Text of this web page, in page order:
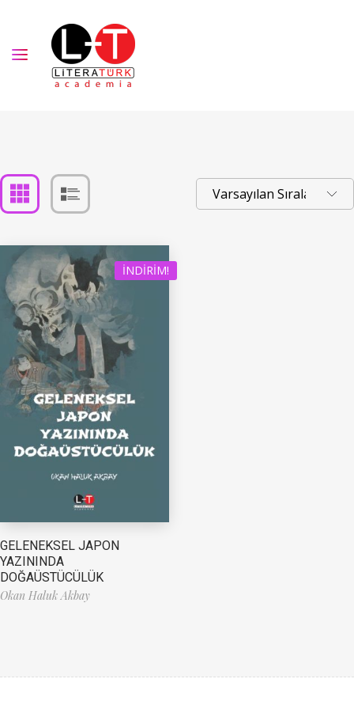
İNDIRIM!
GELENEKSEL JAPON
YAZININDA
DOĞAÜSTÜCÜLÜK
Okan Haluk Akbay